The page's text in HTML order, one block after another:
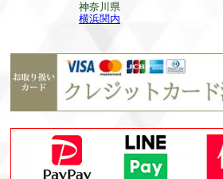
神奈川県
横浜関内